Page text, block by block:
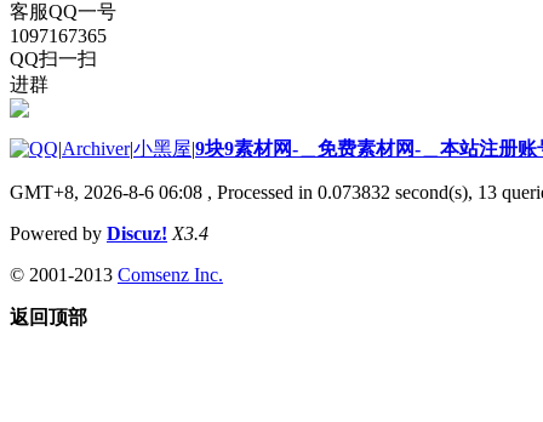
客服QQ一号
1097167365
QQ扫一扫
进群
|Archiver|小黑屋|9块9素材网-＿免费素材网-＿本站注册账
GMT+8, 2026-8-6 06:08 , Processed in 0.073832 second(s), 13
Powered by Discuz! X3.4
© 2001-2013 Comsenz Inc.
返回顶部